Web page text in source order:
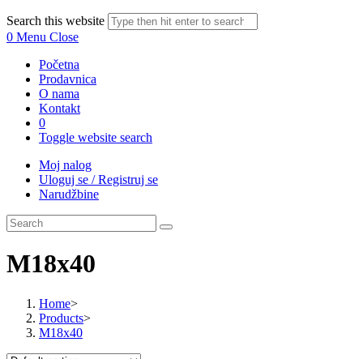
Search this website
0 Menu Close
Početna
Prodavnica
O nama
Kontakt
0
Toggle website search
Moj nalog
Uloguj se / Registruj se
Narudžbine
M18x40
Home>
Products>
M18x40